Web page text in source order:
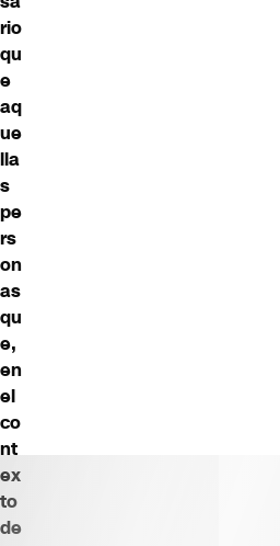
rio
qu
e
aq
ue
lla
s
pe
rs
on
as
qu
e,
en
el
co
nt
ex
to
de